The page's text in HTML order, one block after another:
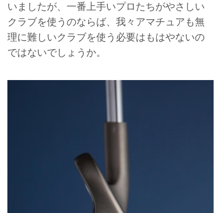
いましたが、一番上手いプロたちがやさしい
クラブを使うのならば、我々アマチュアも無
理に難しいクラブを使う必要はもはやないの
ではないでしょうか。